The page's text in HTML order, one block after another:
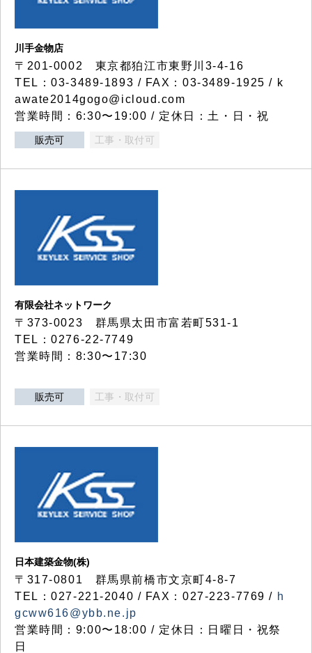
川手金物店
〒201-0002 東京都狛江市東野川3-4-16
TEL：03-3489-1893 / FAX：03-3489-1925 / k
awate2014gogo@icloud.com
営業時間：6:30〜19:00 / 定休日：土・日・祝
販売可 工事・取付可
有限会社ネットワーク
〒373-0023 群馬県太田市富若町531-1
TEL：0276-22-7749
営業時間：8:30〜17:30
販売可 工事・取付可
日本建築金物(株)
〒317‐0801 群馬県前橋市文京町4-8-7
TEL：027-221-2040 / FAX：027-223-7769 / h
gcww616@ybb.ne.jp
営業時間：9:00〜18:00 / 定休日：日曜日・祝祭
日